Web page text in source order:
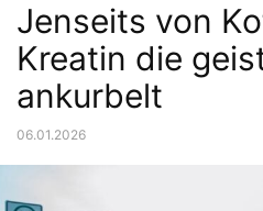
Jenseits von
Kreatin die
ankurbelt
06.01.2026